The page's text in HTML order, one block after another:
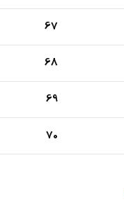
67
68
69
70